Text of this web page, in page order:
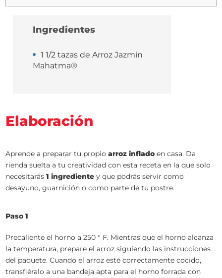
Ingredientes
1 1/2 tazas de Arroz Jazmín
Mahatma®
Elaboración
Aprende a preparar tu propioarroz inflado en casa. Da
rienda suelta a tu creatividad con esta receta en la que solo
necesitarás1 ingrediente y que podrás servir como
desayuno, guarnición o como parte de tu postre.
Paso 1
Precaliente el horno a 250 ° F. Mientras que el horno alcanza
la temperatura, prepare el arroz siguiendo las instrucciones
del paquete. Cuando el arroz esté correctamente cocido,
transfiéralo a una bandeja apta para el horno forrada con